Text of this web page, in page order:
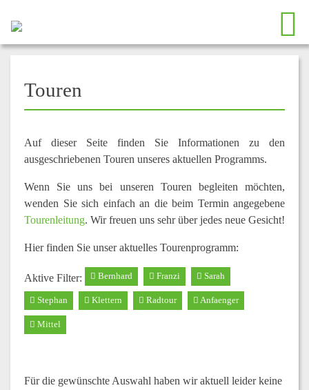
Touren
Auf dieser Seite finden Sie Informationen zu den
ausgeschriebenen Touren unseres aktuellen Programms.
Wenn Sie uns bei unseren Touren begleiten möchten,
wenden Sie sich einfach an die beim Termin angegebene
Tourenleitung. Wir freuen uns sehr über jedes neue Gesicht!
Hier finden Sie unser aktuelles Tourenprogramm:
Aktive Filter: Bernhard Franzi Sarah
Stephan Klettern Radtour Anfaenger
Mittel
Für die gewünschte Auswahl haben wir aktuell leider keine